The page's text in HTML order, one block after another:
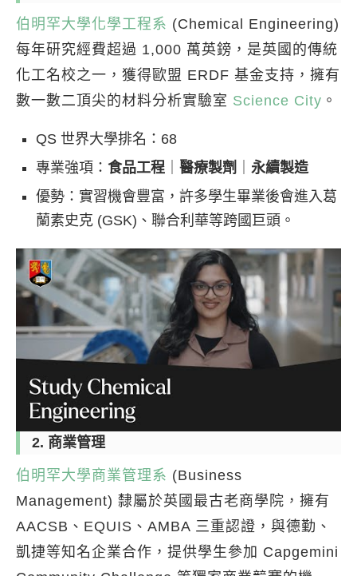
伯明罕大學化學工程系 (Chemical Engineering)
每年研究經費超過 1,000 萬英鎊，是英國的傳統
化工名校之一，獲得歐盟 ERDF 基金支持，擁有
數一數二頂尖的材料分析實驗室 Science City 。
QS 世界大學排名：68
專業強項： 食品工程 醫療製劑
永續製造
優勢：實習機會豐富，許多學生畢業後會進入葛
蘭素史克 (GSK)、聯合利華等跨國巨頭。
2. 商業管理
伯明罕大學商業管理系 (Business
Management) 隸屬於英國最古老商學院，擁有
AACSB、EQUIS、AMBA 三重認證，與德勤、
凱捷等知名企業合作，提供學生參加 Capgemini